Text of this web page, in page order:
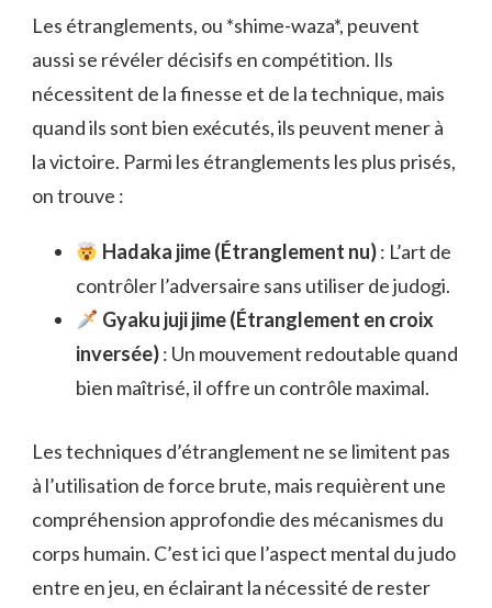
Les étranglements, ou *shime-waza*, peuvent
aussi se révéler décisifs en compétition. Ils
nécessitent de la finesse et de la technique, mais
quand ils sont bien exécutés, ils peuvent mener à
la victoire. Parmi les étranglements les plus prisés,
on trouve :
Hadaka jime (Étranglement nu): L’art de
contrôler l’adversaire sans utiliser de judogi.
Gyaku juji jime (Étranglement en croix
inversée): Un mouvement redoutable quand
bien maîtrisé, il offre un contrôle maximal.
Les techniques d’étranglement ne se limitent pas
à l’utilisation de force brute, mais requièrent une
compréhension approfondie des mécanismes du
corps humain. C’est ici que l’aspect mental du judo
entre en jeu, en éclairant la nécessité de rester